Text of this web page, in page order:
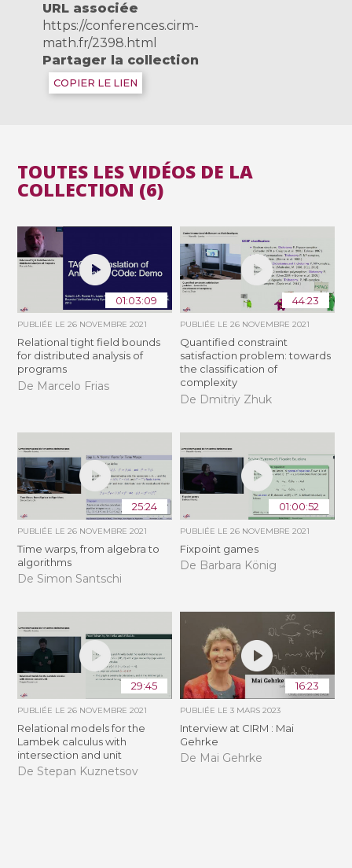
URL associée
https://conferences.cirm-
math.fr/2398.html
Partager la collection
COPIER LE LIEN
TOUTES LES VIDÉOS DE LA
COLLECTION (6)
01:03:09
PUBLIÉE LE26 NOVEMBRE 2021
Relational tight field bounds
for distributed analysis of
programs
De Marcelo Frias
44:23
PUBLIÉE LE 26 NOVEMBRE 2021
Quantified constraint
satisfaction problem: towards
the classification of
complexity
De Dmitriy Zhuk
25:24
PUBLIÉE LE26 NOVEMBRE 2021
Time warps, from algebra to
algorithms
De Simon Santschi
01:00:52
PUBLIÉE LE 26 NOVEMBRE 2021
Fixpoint games
De Barbara König
29:45
PUBLIÉE LE26 NOVEMBRE 2021
Relational models for the
Lambek calculus with
intersection and unit
De Stepan Kuznetsov
16:23
PUBLIÉE LE 3 MARS 2023
Interview at CIRM : Mai
Gehrke
De Mai Gehrke